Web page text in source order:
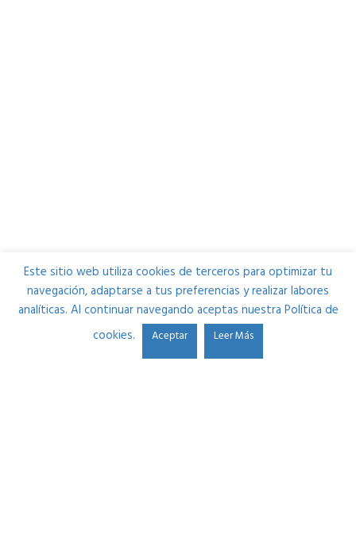
Este sitio web utiliza cookies de terceros para optimizar tu
navegación, adaptarse a tus preferencias y realizar labores
analíticas. Al continuar navegando aceptas nuestra Política de
cookies.
Aceptar Leer Más